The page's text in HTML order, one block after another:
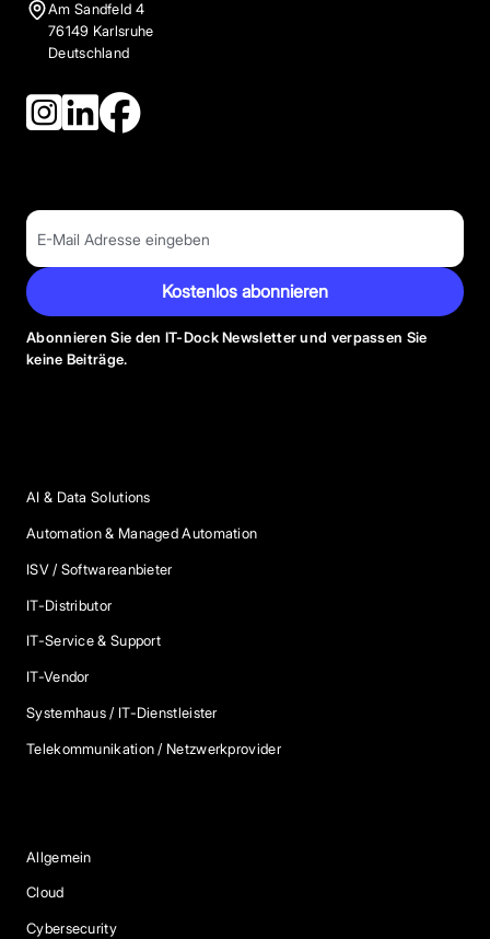
Am Sandfeld 4
76149 Karlsruhe
Deutschland
Kostenlos abonnieren
Abonnieren Sie den IT-Dock Newsletter und verpassen Sie
keine Beiträge.
AI & Data Solutions
Automation & Managed Automation
ISV / Softwareanbieter
IT-Distributor
IT-Service & Support
IT-Vendor
Systemhaus / IT-Dienstleister
Telekommunikation / Netzwerkprovider
Allgemein
Cloud
Cybersecurity